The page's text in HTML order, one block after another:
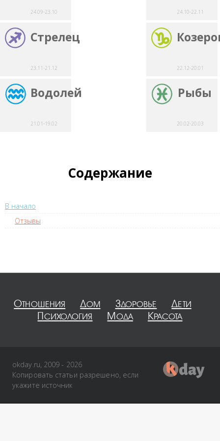
24.09-23.10 24.10-22.11
Стрелец
23.11-21.12 22.12-20.01
Водолей
21.01-19.02
Рыбы
20.02-20.03
Содержание
В начало
Отзывы
Отношения Дом Здоровье
Дети
Психология
Мода Красота
okday.ru, 2009 - 2026
Копировать статьи разрешено, если
укажите источник